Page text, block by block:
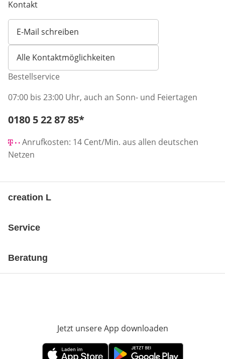
Kontakt
E-Mail schreiben
Öffnet E-Mail-Client
Alle Kontaktmöglichkeiten
Bestellservice
07:00 bis 23:00 Uhr, auch an Sonn- und Feiertagen
Telefonnummer:
0180 5 22 87 85*
Anrufkosten: 14 Cent/Min. aus allen deutschen
Netzen
creation L
Service
Beratung
Jetzt unsere App downloaden